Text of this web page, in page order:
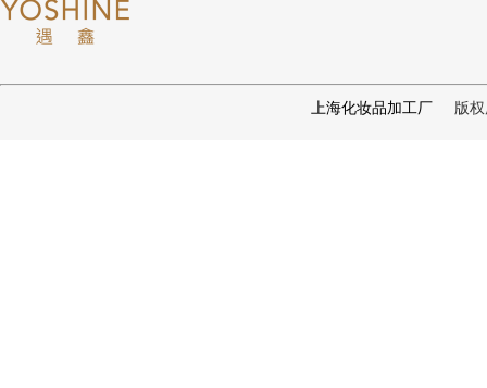
上海化妆品加工厂 版权